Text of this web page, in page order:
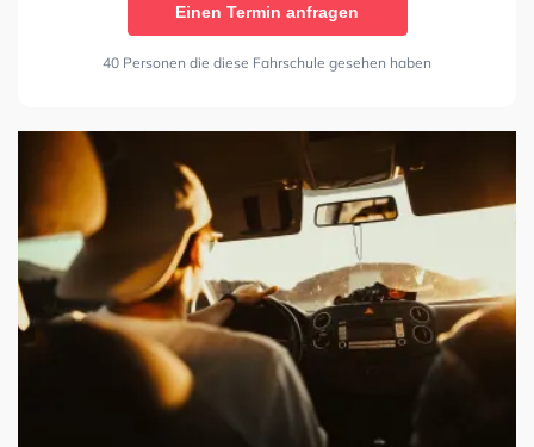
Einen Termin anfragen
40 Personen die diese Fahrschule gesehen haben